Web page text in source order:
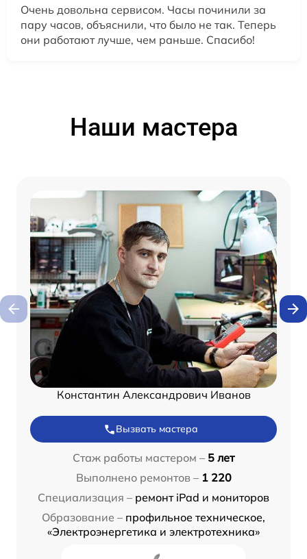
Очень довольна сервисом. Часы починили за
пару часов, объяснили, что было не так. Теперь
они работают лучше, чем раньше. Спасибо!
Наши мастера
Константин Александрович Иванов
Вызвать мастера
Стаж работы мастером – 5 лет
Выполнено ремонтов – 1 220
Специализация – ремонт iPad и мониторов
Образование – профильное техническое,
«Электроэнергетика и электротехника»